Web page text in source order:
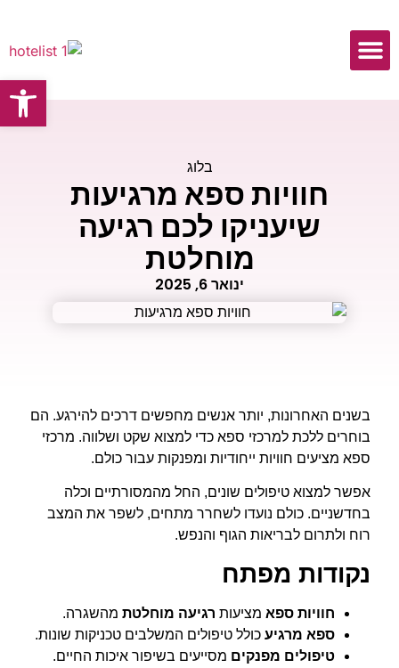
בלוג
חוויות ספא מרגיעות
שיעניקו לכם רגיעה
מוחלטת
ינואר 6, 2025
בשנים האחרונות, יותר אנשים מחפשים דרכים להירגע. הם
בוחרים ללכת למרכזי ספא כדי למצוא שקט ושלווה. מרכזי
ספא מציעים חוויות ייחודיות ומפנקות עבור כולם.
אפשר למצוא טיפולים שונים, החל מהמסורתיים וכלה
בחדשניים. כולם נועדו לשחרר מתחים, לשפר את המצב
רוח ולתרום לבריאות הגוף והנפש.
נקודות מפתח
חוויות ספא מציעות רגיעה מוחלטת מהשגרה.
ספא מרגיע כולל טיפולים המשלבים טכניקות שונות.
טיפולים מפנקים מסייעים בשיפור איכות החיים.